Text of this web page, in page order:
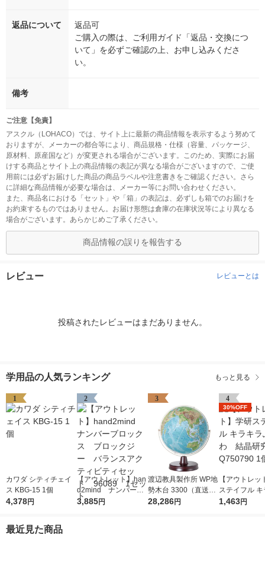
返品について
返品可
ご購入の際は、ご利用ガイド「返品・交換につ
いて」を必ずご確認の上、お申し込みくださ
い。
備考
ご注意【免責】
アスクル（LOHACO）では、サイト上に最新の商品情報を表示するよう努めて
おりますが、メーカーの都合等により、商品規格・仕様（容量、パッケージ、
原材料、原産国など）が変更される場合がございます。このため、実際にお届
けする商品とサイト上の商品情報の表記が異なる場合がございますので、ご使
用前には必ずお届けした商品の商品ラベルや注意書きをご確認ください。さら
に詳細な商品情報が必要な場合は、メーカー等にお問い合わせください。
また、商品名における「セット」や「箱」の表記は、必ずしも箱でのお届けを
お約束するものではありません。お届け形態は倉庫の在庫状況等により異なる
場合がございます。あらかじめご了承ください。
商品情報の誤りを報告する
レビュー レビューとは
投稿されたレビューはまだありません。
学用品の人気ランキング もっと見る
1
カワダ シティチェイ
ス KBG-15 1個
4,378円
2
【アウトレット】han
d2mind ナンバーブ
ロックス ブロックジ
3,885円
3
渡辺教具製作所 WP地
勢木台 3300（直送
品）
28,286円
4
30%OFF
【アウトレッ
ステイフル
ふわふわ 結
1,463円
最近見た商品